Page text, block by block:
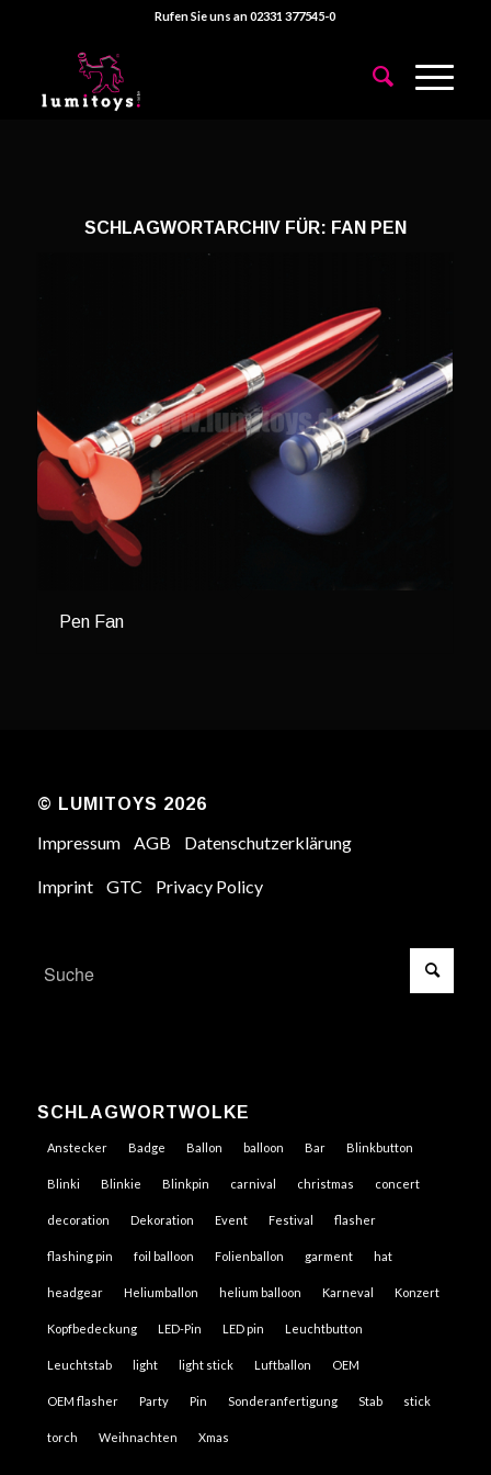
Rufen Sie uns an 02331 377545-0
SCHLAGWORTARCHIV FÜR: FAN PEN
Pen Fan
© LUMITOYS 2026
Impressum AGB Datenschutzerklärung
Imprint GTC Privacy Policy
SCHLAGWORTWOLKE
Anstecker Badge Ballon balloon Bar Blinkbutton
Blinki Blinkie Blinkpin carnival christmas concert
decoration Dekoration Event Festival flasher
flashing pin foil balloon Folienballon garment hat
headgear Heliumballon helium balloon Karneval Konzert
Kopfbedeckung LED-Pin LED pin Leuchtbutton
Leuchtstab light light stick Luftballon OEM
OEM flasher Party Pin Sonderanfertigung Stab stick
torch Weihnachten Xmas